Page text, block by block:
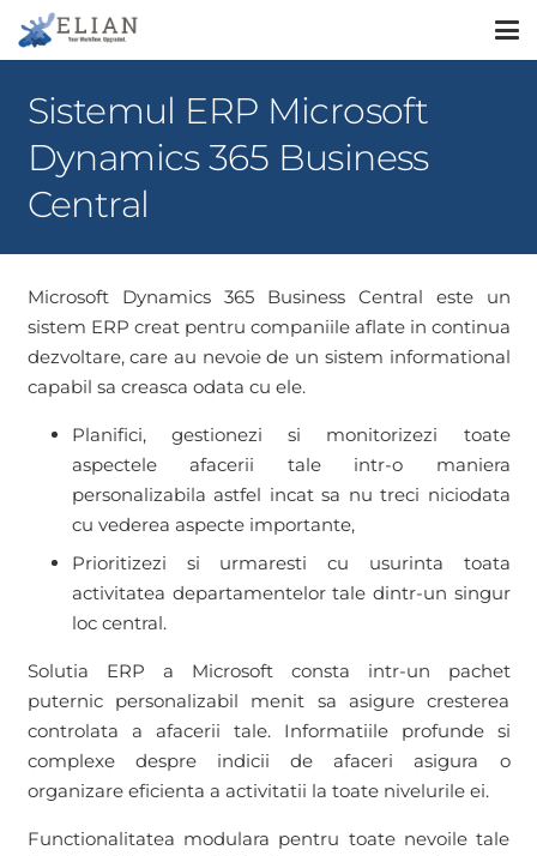
Sistemul ERP Microsoft
Dynamics 365 Business
Central
Microsoft Dynamics 365 Business Central este un
sistem ERP creat pentru companiile aflate in continua
dezvoltare, care au nevoie de un sistem informational
capabil sa creasca odata cu ele.
Planifici, gestionezi si monitorizezi toate
aspectele afacerii tale intr-o maniera
personalizabila astfel incat sa nu treci niciodata
cu vederea aspecte importante,
Prioritizezi si urmaresti cu usurinta toata
activitatea departamentelor tale dintr-un singur
loc central.
Solutia ERP a Microsoft consta intr-un pachet
puternic personalizabil menit sa asigure cresterea
controlata a afacerii tale. Informatiile profunde si
complexe despre indicii de afaceri asigura o
organizare eficienta a activitatii la toate nivelurile ei.
Functionalitatea modulara pentru toate nevoile tale